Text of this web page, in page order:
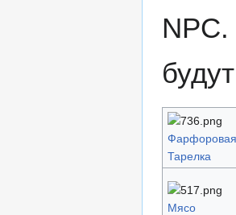
NPC.
Фарфоровая
Тарелка
Мясо